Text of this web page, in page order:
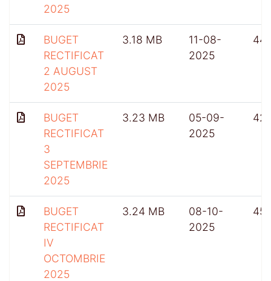
2025
BUGET
RECTIFICAT
2 AUGUST
2025
3.18 MB
11-08-
2025
BUGET
RECTIFICAT
3
SEPTEMBRIE
2025
3.23 MB
05-09-
2025
BUGET
RECTIFICAT
IV
OCTOMBRIE
2025
3.24 MB
08-10-
2025